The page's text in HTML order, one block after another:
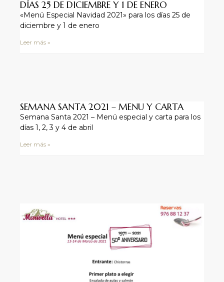
DÍAS 25 DE DICIEMBRE Y 1 DE ENERO
«Menú Especial Navidad 2021» para los días 25 de
diciembre y 1 de enero
Leer más »
SEMANA SANTA 2021 – MENU Y CARTA
Semana Santa 2021 – Menú especial y carta para los
días 1, 2, 3 y 4 de abril
Leer más »